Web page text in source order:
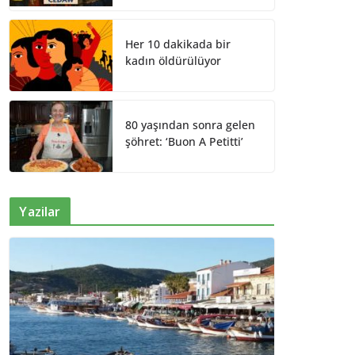
Her 10 dakikada bir
kadın öldürülüyor
80 yaşından sonra gelen
şöhret: ‘Buon A Petitti’
Yazilar